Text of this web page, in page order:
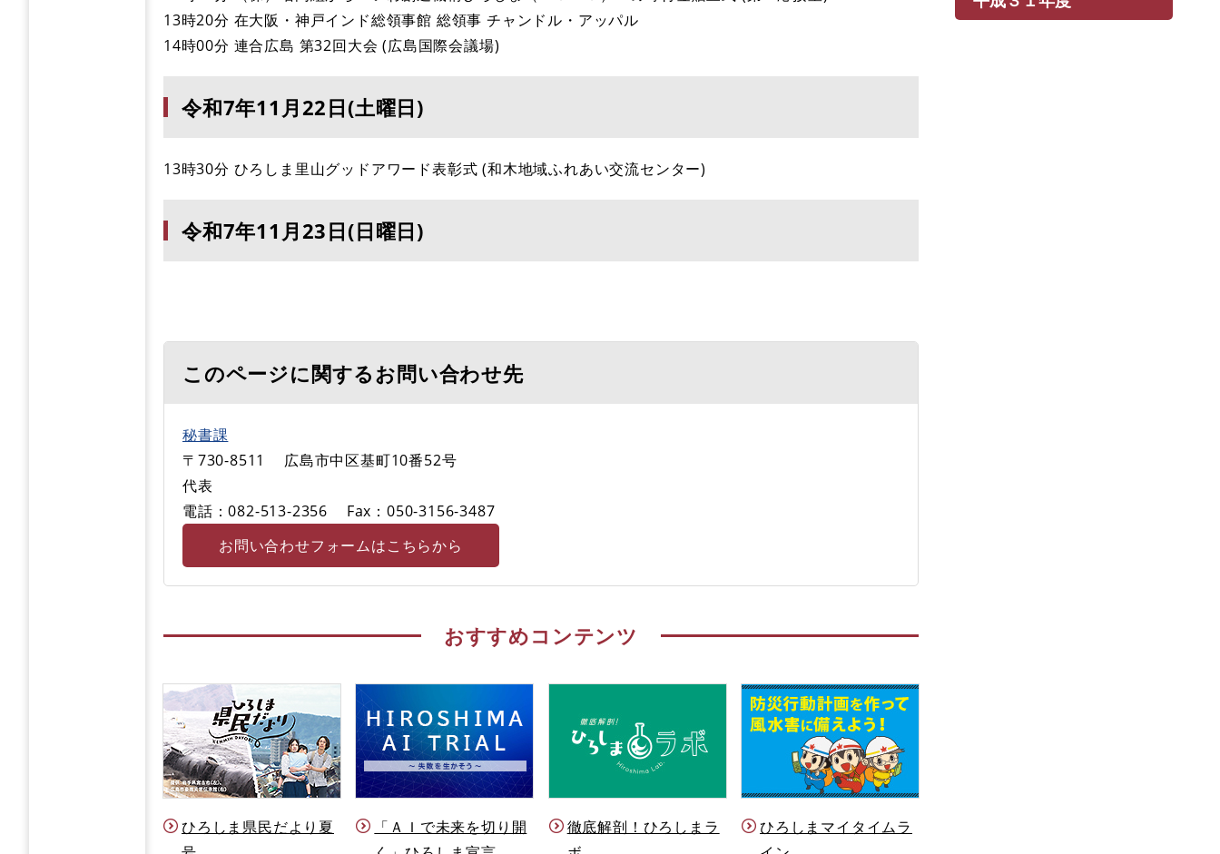
13時20分 在大阪・神戸インド総領事館 総領事 チャンドル・アッパル
14時00分 連合広島 第32回大会 (広島国際会議場)
令和7年11月22日(土曜日)
13時30分 ひろしま里山グッドアワード表彰式 (和木地域ふれあい交流センター)
令和7年11月23日(日曜日)
このページに関するお問い合わせ先
秘書課
〒730-8511
広島市中区基町10番52号
代表
電話：082-513-2356
Fax：050-3156-3487
お問い合わせフォームはこちらから
おすすめコンテンツ
ひろしま県民だより夏
「ＡＩで未来を切り開
徹底解剖！ひろしまラ
ひろしまマイタイムラ